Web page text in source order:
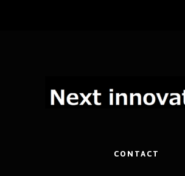
CONTACT